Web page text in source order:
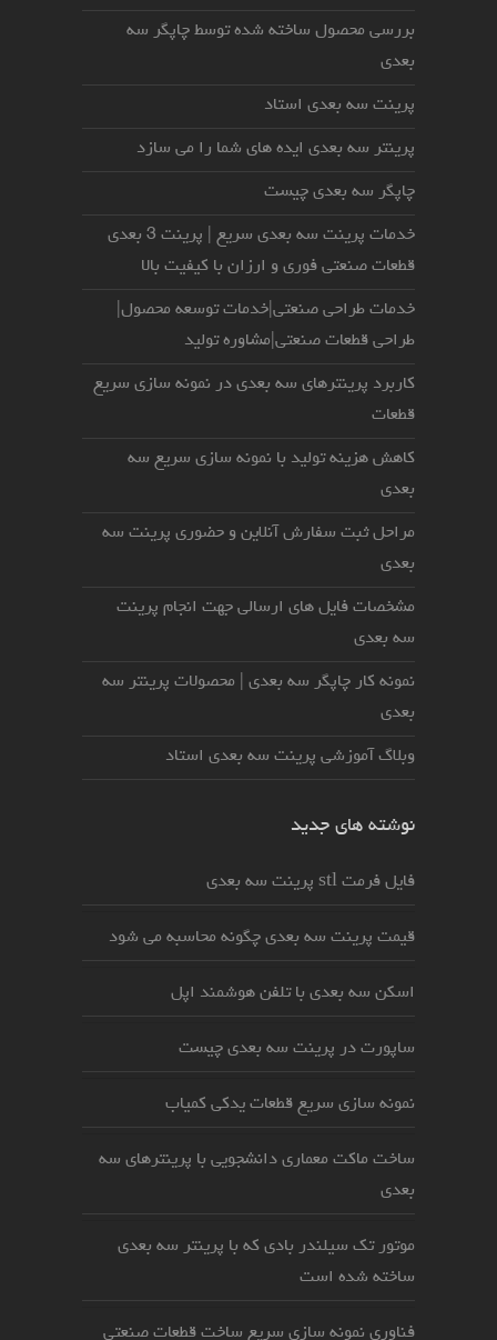
بررسی محصول ساخته شده توسط چاپگر سه
بعدی
پرینت سه بعدی استاد
پرینتر سه بعدی ایده های شما را می سازد
چاپگر سه بعدی چیست
خدمات پرینت سه بعدی سریع | پرینت 3 بعدی
قطعات صنعتی فوری و ارزان با کیفیت بالا
خدمات طراحی صنعتی|خدمات توسعه محصول|
طراحی قطعات صنعتی|مشاوره تولید
کاربرد پرینترهای سه بعدی در نمونه سازی سریع
قطعات
کاهش هزینه تولید با نمونه سازی سریع سه
بعدی
مراحل ثبت سفارش آنلاین و حضوری پرینت سه
بعدی
مشخصات فایل های ارسالی جهت انجام پرینت
سه بعدی
نمونه کار چاپگر سه بعدی | محصولات پرینتر سه
بعدی
وبلاگ آموزشی پرینت سه بعدی استاد
نوشته های جدید
فایل فرمت stl پرینت سه بعدی
قیمت پرینت سه بعدی چگونه محاسبه می شود
اسکن سه بعدی با تلفن هوشمند اپل
ساپورت در پرینت سه بعدی چیست
نمونه سازی سریع قطعات یدکی کمیاب
ساخت ماکت معماری دانشجویی با پرینترهای سه
بعدی
موتور تک سیلندر بادی که با پرینتر سه بعدی
ساخته شده است
فناوری نمونه سازی سریع ساخت قطعات صنعتی